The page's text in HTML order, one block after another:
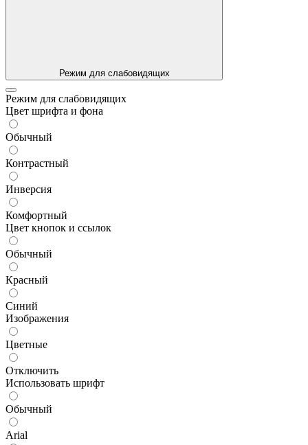
Режим для слабовидящих
Режим для слабовидящих
Цвет шрифта и фона
Обычный
Контрастный
Инверсия
Комфортный
Цвет кнопок и ссылок
Обычный
Красный
Синий
Изображения
Цветные
Отключить
Использовать шрифт
Обычный
Arial